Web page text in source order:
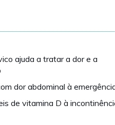
ajuda a tratar a dor e a
dor abdominal à
de vitamina D à